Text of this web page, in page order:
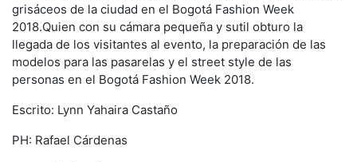
grisáceos de la ciudad en el Bogotá Fashion Week
2018.Quien con su cámara pequeña y sutil obturo la
llegada de los visitantes al evento, la preparación de las
modelos para las pasarelas y el street style de las
personas en el Bogotá Fashion Week 2018.
Escrito: Lynn Yahaira Castaño
PH: Rafael Cárdenas